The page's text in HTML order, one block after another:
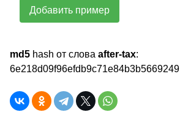
Добавить пример
md5 hash от слова after-tax:
6e218d09f96efdb9c71e84b3b5669249